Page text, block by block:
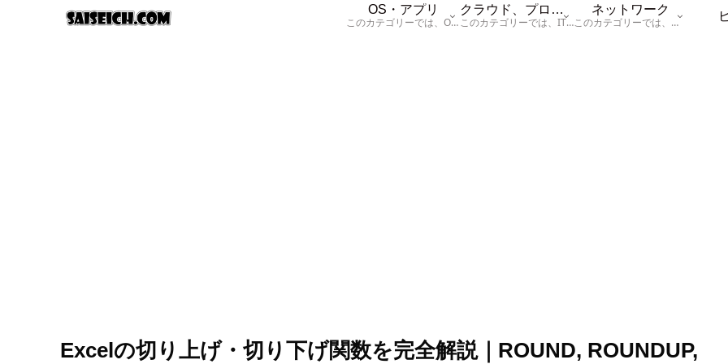
OS・アプリ
このカテゴリーでは、OSに関する情報を記載しています。
クラウド、プログラム
このカテゴリーでは、ITに関する基本的な情報として「ハードウェア、「サーバー」、「データベース、「ネットワーク」、「セキュリティ」、「プログラム」に関する情報を記載しています。
ネットワーク
このカテゴリーでは、「ネットワーク」に関する情報を記載しています。
Excelの切り上げ・切り下げ関数を完全解説｜ROUND, ROUNDUP,